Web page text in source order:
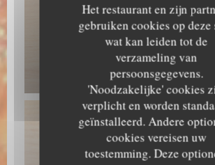
Het restaurant en zijn
gebruiken cookies op deze
wat kan leiden tot de
verzameling van
persoonsgegevens.
'Noodzakelijke' cookies
verplicht en worden
geïnstalleerd. Andere
cookies vereisen uw
toestemming. Deze